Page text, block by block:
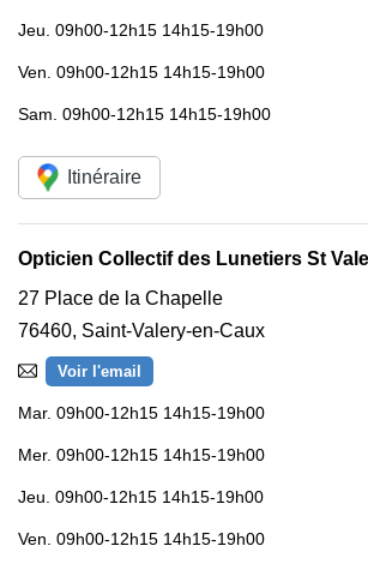
Jeu. 09h00-12h15 14h15-19h00
Ven. 09h00-12h15 14h15-19h00
Sam. 09h00-12h15 14h15-19h00
Itinéraire
Opticien Collectif des Lunetiers St
27 Place de la Chapelle
76460, Saint-Valery-en-Caux
Voir l'email
Mar. 09h00-12h15 14h15-19h00
Mer. 09h00-12h15 14h15-19h00
Jeu. 09h00-12h15 14h15-19h00
Ven. 09h00-12h15 14h15-19h00